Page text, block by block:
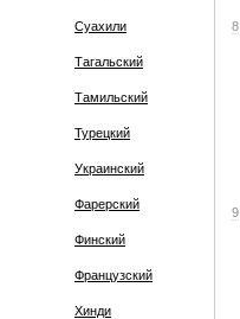
Суахили
Тагальский
Тамильский
Турецкий
Украинский
Фарерский
Финский
Французский
Хинди
8
9